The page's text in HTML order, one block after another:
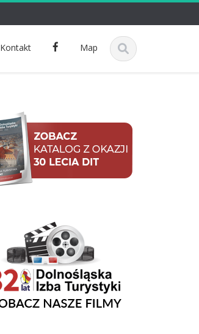
Kontakt
k
Map